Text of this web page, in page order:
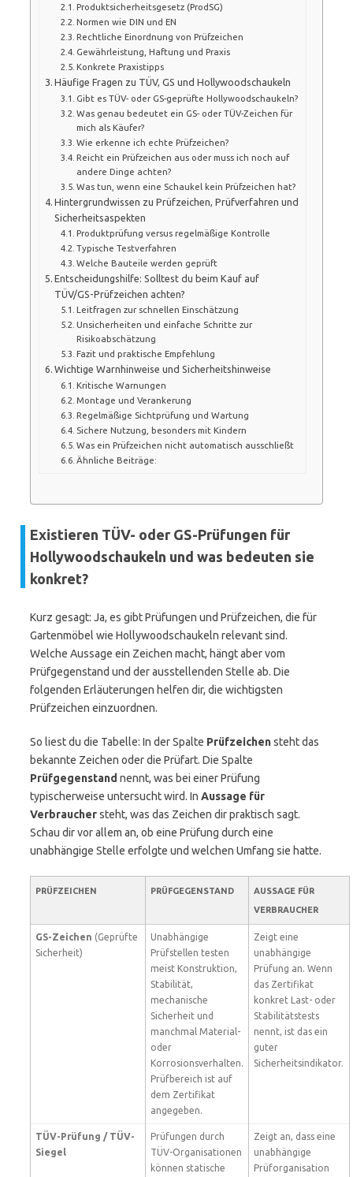
Produktsicherheitsgesetz (ProdSG)
Normen wie DIN und EN
Rechtliche Einordnung von Prüfzeichen
Gewährleistung, Haftung und Praxis
Konkrete Praxistipps
Häufige Fragen zu TÜV, GS und Hollywoodschaukeln
Gibt es TÜV- oder GS-geprüfte Hollywoodschaukeln?
Was genau bedeutet ein GS- oder TÜV-Zeichen für
mich als Käufer?
Wie erkenne ich echte Prüfzeichen?
Reicht ein Prüfzeichen aus oder muss ich noch auf
andere Dinge achten?
Was tun, wenn eine Schaukel kein Prüfzeichen hat?
Hintergrundwissen zu Prüfzeichen, Prüfverfahren und
Sicherheitsaspekten
Produktprüfung versus regelmäßige Kontrolle
Typische Testverfahren
Welche Bauteile werden geprüft
Entscheidungshilfe: Solltest du beim Kauf auf
TÜV/GS-Prüfzeichen achten?
Leitfragen zur schnellen Einschätzung
Unsicherheiten und einfache Schritte zur
Risikoabschätzung
Fazit und praktische Empfehlung
Wichtige Warnhinweise und Sicherheitshinweise
Kritische Warnungen
Montage und Verankerung
Regelmäßige Sichtprüfung und Wartung
Sichere Nutzung, besonders mit Kindern
Was ein Prüfzeichen nicht automatisch ausschließt
Ähnliche Beiträge:
Existieren TÜV- oder GS-Prüfungen für
Hollywoodschaukeln und was bedeuten sie
konkret?
Kurz gesagt: Ja, es gibt Prüfungen und Prüfzeichen, die für
Gartenmöbel wie Hollywoodschaukeln relevant sind.
Welche Aussage ein Zeichen macht, hängt aber vom
Prüfgegenstand und der ausstellenden Stelle ab. Die
folgenden Erläuterungen helfen dir, die wichtigsten
Prüfzeichen einzuordnen.
So liest du die Tabelle: In der Spalte Prüfzeichensteht das
bekannte Zeichen oder die Prüfart. Die Spalte
Prüfgegenstand nennt, was bei einer Prüfung
typischerweise untersucht wird. In Aussage für
Verbrauchersteht, was das Zeichen dir praktisch sagt.
Schau dir vor allem an, ob eine Prüfung durch eine
unabhängige Stelle erfolgte und welchen Umfang sie hatte.
PRÜFZEICHEN PRÜFGEGENSTAND
AUSSAGE FÜR
VERBRAUCHER
GS-Zeichen (Geprüfte
Sicherheit)
Unabhängige
Prüfstellen testen
meist Konstruktion,
Stabilität,
mechanische
Sicherheit und
manchmal Material-
oder
Korrosionsverhalten.
Prüfbereich ist auf
dem Zertifikat
angegeben.
Zeigt eine
unabhängige
Prüfung an. Wenn
das Zertifikat
konkret Last- oder
Stabilitätstests
nennt, ist das ein
guter
Sicherheitsindikator.
TÜV-Prüfung / TÜV-
Siegel
Prüfungen durch
TÜV-Organisationen
können statische
Zeigt an, dass eine
unabhängige
Prüforganisation